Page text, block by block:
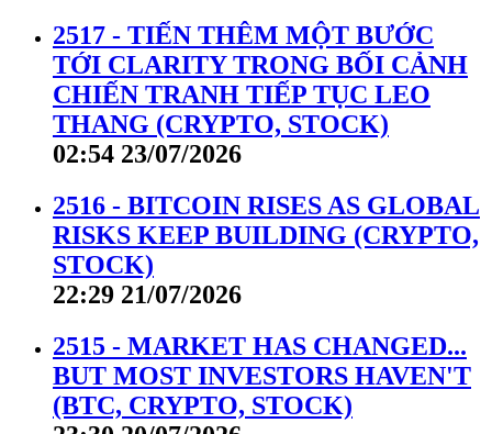
2517 - TIẾN THÊM MỘT BƯỚC
TỚI CLARITY TRONG BỐI CẢNH
CHIẾN TRANH TIẾP TỤC LEO
THANG (CRYPTO, STOCK)
02:54 23/07/2026
2516 - BITCOIN RISES AS GLOBAL
RISKS KEEP BUILDING (CRYPTO,
STOCK)
22:29 21/07/2026
2515 - MARKET HAS CHANGED...
BUT MOST INVESTORS HAVEN'T
(BTC, CRYPTO, STOCK)